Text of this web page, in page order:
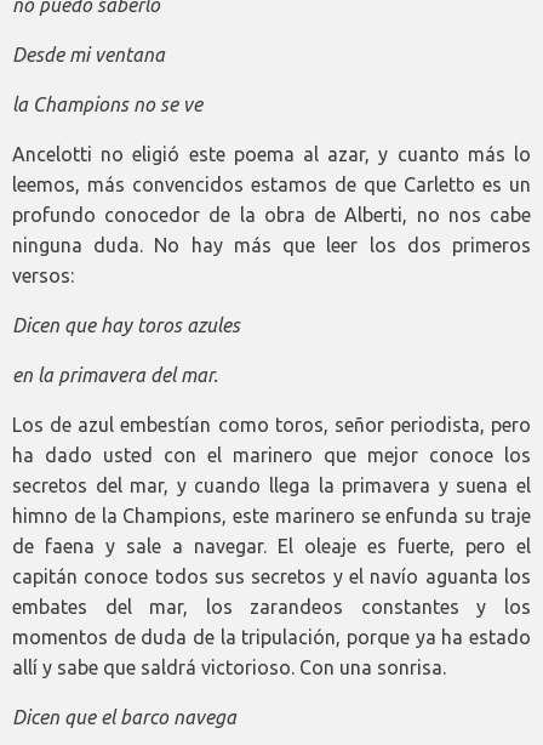
no puedo saberlo
Desde mi ventana
la Champions no se ve
Ancelotti no eligió este poema al azar, y cuanto más lo
leemos, más convencidos estamos de que Carletto es un
profundo conocedor de la obra de Alberti, no nos cabe
ninguna duda. No hay más que leer los dos primeros
versos:
Dicen que hay toros azules
en la primavera del mar.
Los de azul embestían como toros, señor periodista, pero
ha dado usted con el marinero que mejor conoce los
secretos del mar, y cuando llega la primavera y suena el
himno de la Champions, este marinero se enfunda su traje
de faena y sale a navegar. El oleaje es fuerte, pero el
capitán conoce todos sus secretos y el navío aguanta los
embates del mar, los zarandeos constantes y los
momentos de duda de la tripulación, porque ya ha estado
allí y sabe que saldrá victorioso. Con una sonrisa.
Dicen que el barco navega